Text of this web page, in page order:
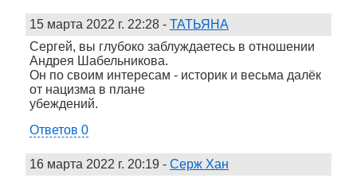
15 марта 2022 г. 22:28 - ТАТЬЯНА
Сергей, вы глубоко заблуждаетесь в отношении
Андрея Шабельникова.
Он по своим интересам - историк и весьма далёк
от нацизма в плане
убеждений.
Ответов 0
16 марта 2022 г. 20:19 - Серж Хан